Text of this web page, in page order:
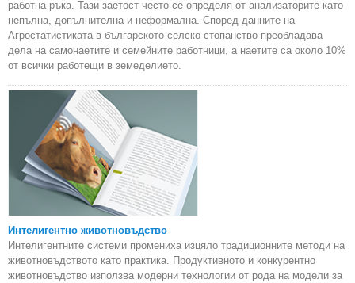
работна ръка. Тази заетост често се определя от анализаторите като
непълна, допълнителна и неформална. Според данните на
Агростатистиката в българското селско стопанство преобладава
дела на самонаетите и семейните работници, а наетите са около 10%
от всички работещи в земеделието.
Интелигентно животновъдство
Интелигентните системи промениха изцяло традиционните методи на
животновъдството като практика. Продуктивното и конкурентно
животновъдство използва модерни технологии от рода на модели за